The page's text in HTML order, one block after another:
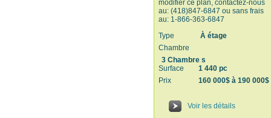
modifier ce plan, contactez-nous
au: (418)847-6847 ou sans frais
au: 1-866-363-6847
Type
À étage
Chambre
3 Chambre s
Surface
1 440 pc
Prix
160 000$ à 190 000$
Voir les détails